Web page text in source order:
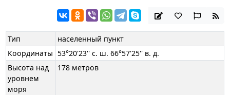
Тип
населенный пункт
Координаты 53°20'23'' с. ш. 66°57'25'' в. д.
Высота над
уровнем
моря
178 метров